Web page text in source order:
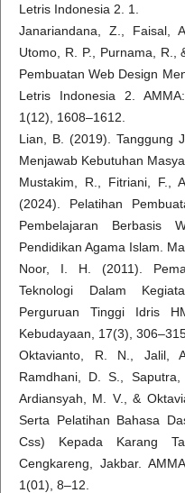
Letris Indonesia 2. 1.
Janariandana, Z., Faisal,
Utomo, R. P., Purnama, R.,
Pembuatan Web Design
Letris Indonesia 2.
1(12), 1608–1612.
Lian, B. (2019). Tanggung
Menjawab Kebutuhan
Mustakim, R., Fitriani, F.,
(2024). Pelatihan
Pembelajaran Berbasis
Pendidikan Agama Islam.
Noor, I. H. (2011).
Teknologi Dalam
Perguruan Tinggi Idris
Kebudayaan, 17(3),
Oktavianto, R. N., Jalil,
Ramdhani, D. S.,
Ardiansyah, M. V., &
Serta Pelatihan Bahasa
Css) Kepada Karang
Cengkareng, Jakbar.
1(01), 8–12.